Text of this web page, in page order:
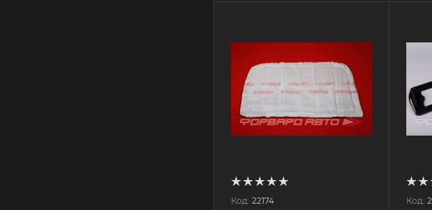
Код: 22174 Код: